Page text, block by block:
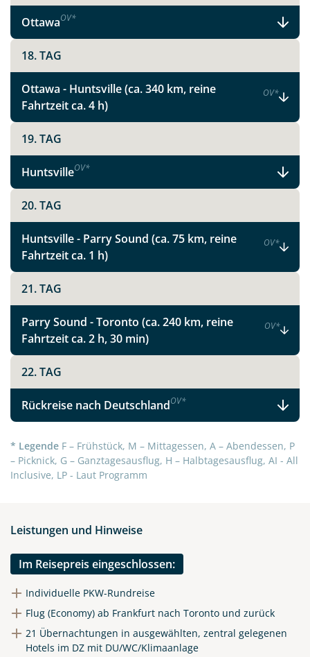
per E-Mail senden
Link kopieren
OttawaOV*
18. TAG
Ottawa - Huntsville (ca. 340 km, reine
Fahrtzeit ca. 4 h)
OV*
19. TAG
HuntsvilleOV*
20. TAG
Huntsville - Parry Sound (ca. 75 km, reine
Fahrtzeit ca. 1 h)
OV*
21. TAG
Parry Sound - Toronto (ca. 240 km, reine
Fahrtzeit ca. 2 h, 30 min)
OV*
22. TAG
Rückreise nach DeutschlandOV*
* Legende F – Frühstück, M – Mittagessen, A – Abendessen, P
– Picknick, G – Ganztagesausflug, H – Halbtagesausflug, AI - All
Inclusive, LP - Laut Programm
Leistungen und Hinweise
Im Reisepreis eingeschlossen:
Individuelle PKW-Rundreise
Flug (Economy) ab Frankfurt nach Toronto und zurück
21 Übernachtungen in ausgewählten, zentral gelegenen
Hotels im DZ mit DU/WC/Klimaanlage